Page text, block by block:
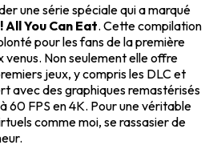
une série spéciale qui a marqué
You Can Eat. Cette compilation
pour les fans de la première
venus. Non seulement elle offre
jeux, y compris les DLC et
avec des graphiques remastérisés
60 FPS en 4K. Pour une véritable
comme moi, se rassasier de